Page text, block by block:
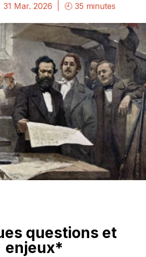
31 Mar. 2026 🕘 35 minutes
questions et
enjeux*